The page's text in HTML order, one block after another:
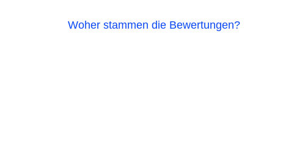
Woher stammen die Bewertungen?